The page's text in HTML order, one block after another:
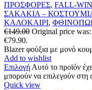
ΠΡΟΣΦΟΡΕΣ, FALL-
ΣΑΚΑΚΙΑ –
ΚΑΛΟΚΑΙΡΙ,
€149.00 Original price
€79.90.
Blazer φούξια με μονό
Add to wishlist
ΕπιλογήΑυτό το προϊόν
μπορούν να επιλεγούν στη
Quick view